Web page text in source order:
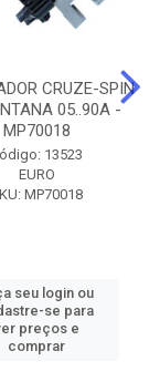
CRUZE-SPIN
05..90A -
MP70018
13523
EURO
MP70018
seu login ou
se para
preços e
comprar